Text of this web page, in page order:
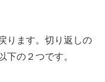
ります。切り返しの
下の２つです。